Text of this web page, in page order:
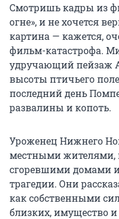
Смотришь кадры из
огне», и не хочется
картина — кажется,
фильм-катастрофа.
удручающий пейзаж
высоты птичьего
последний день
развалины и копоть.
Уроженец Нижнего
местными жителями,
сгоревшими домами
трагедии. Они
как собственными
близких, имущество и